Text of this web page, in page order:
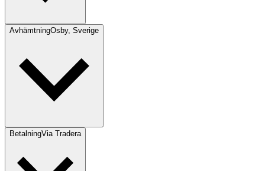
AvhämtningOsby, Sverige
BetalningVia Tradera